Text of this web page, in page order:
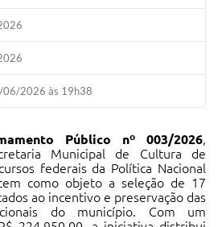
2026 às 19h38
Público nº 003/2026,
Municipal de Cultura de
federais da Política Nacional
como objeto a seleção de 17
ao incentivo e preservação das
do município. Com um